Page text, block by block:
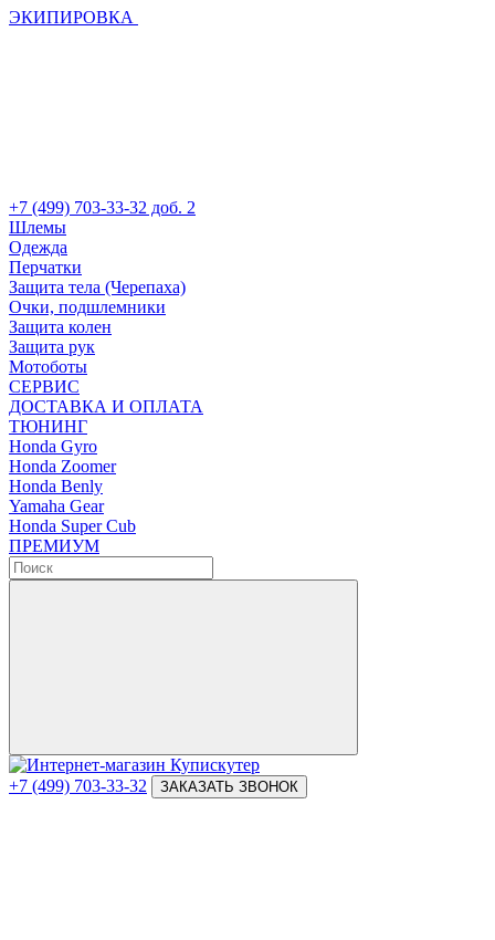
ЭКИПИРОВКА
+7 (499) 703-33-32 доб. 2
Шлемы
Одежда
Перчатки
Защита тела (Черепаха)
Очки, подшлемники
Защита колен
Защита рук
Мотоботы
СЕРВИС
ДОСТАВКА И ОПЛАТА
ТЮНИНГ
Honda Gyro
Honda Zoomer
Honda Benly
Yamaha Gear
Honda Super Cub
ПРЕМИУМ
+7 (499) 703-33-32 ЗАКАЗАТЬ ЗВОНОК